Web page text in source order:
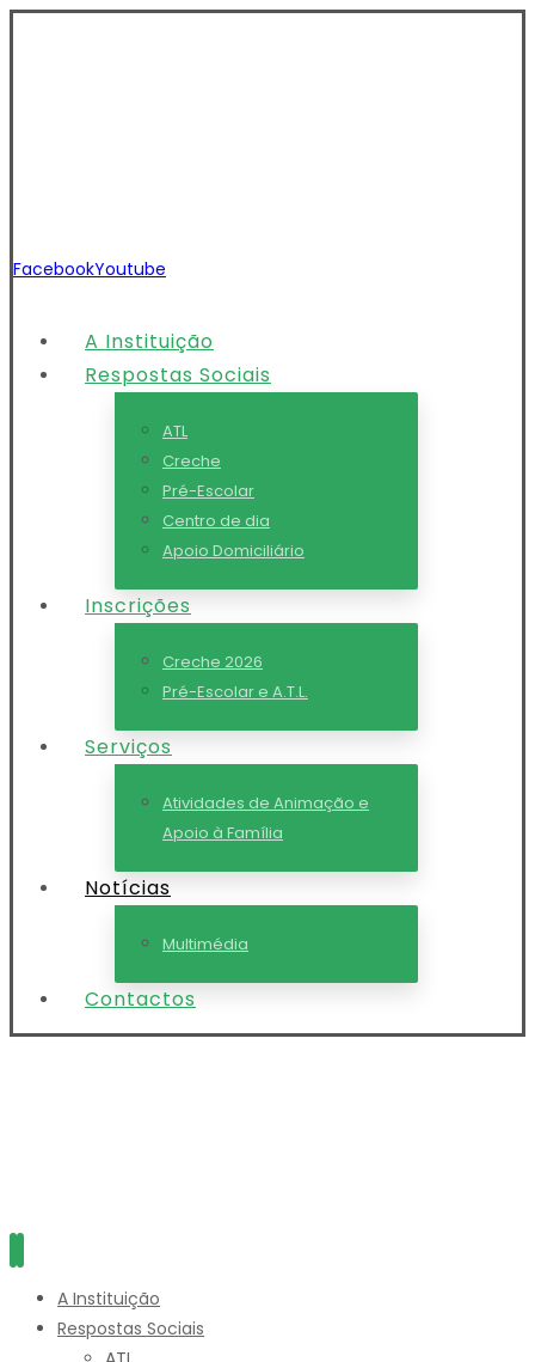
FacebookYoutube
A Instituição
Respostas Sociais
ATL
Creche
Pré-Escolar
Centro de dia
Apoio Domiciliário
Inscrições
Creche 2026
Pré-Escolar e A.T.L.
Serviços
Atividades de Animação e
Apoio à Família
Notícias
Multimédia
Contactos
A Instituição
Respostas Sociais